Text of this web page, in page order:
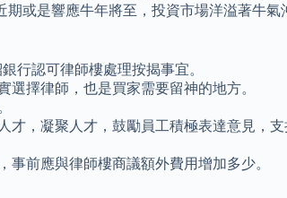
或是響應牛年將至，投資市場洋溢著牛
行認可律師樓處理按揭事宜。
擇律師，也是買家需要留神的地方。
，凝聚人才，鼓勵員工積極表達意見，
前應與律師樓商議額外費用增加多少。